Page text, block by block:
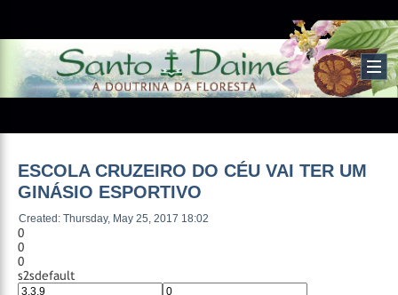
ESCOLA CRUZEIRO DO CÉU VAI TER UM
GINÁSIO ESPORTIVO
Created: Thursday, May 25, 2017 18:02
0
0
0
s2sdefault